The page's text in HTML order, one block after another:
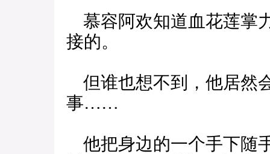
慕容阿欢知道血花莲掌
接的。
但谁也想不到，他居然
事……
他把身边的一个手下随